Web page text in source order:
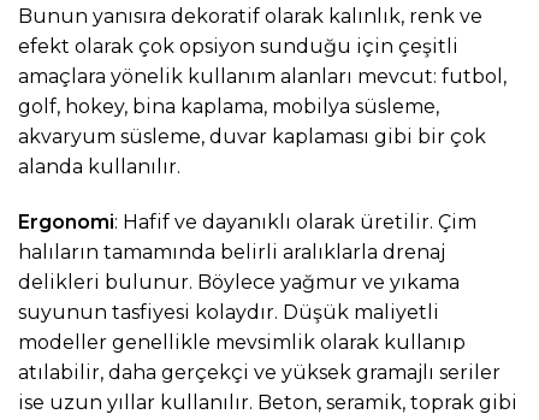
Bunun yanısıra dekoratif olarak kalınlık, renk ve
efekt olarak çok opsiyon sunduğu için çeşitli
amaçlara yönelik kullanım alanları mevcut: futbol,
golf, hokey, bina kaplama, mobilya süsleme,
akvaryum süsleme, duvar kaplaması gibi bir çok
alanda kullanılır.
Ergonomi: Hafif ve dayanıklı olarak üretilir. Çim
halıların tamamında belirli aralıklarla drenaj
delikleri bulunur. Böylece yağmur ve yıkama
suyunun tasfiyesi kolaydır. Düşük maliyetli
modeller genellikle mevsimlik olarak kullanıp
atılabilir, daha gerçekçi ve yüksek gramajlı seriler
ise uzun yıllar kullanılır. Beton, seramik, toprak gibi